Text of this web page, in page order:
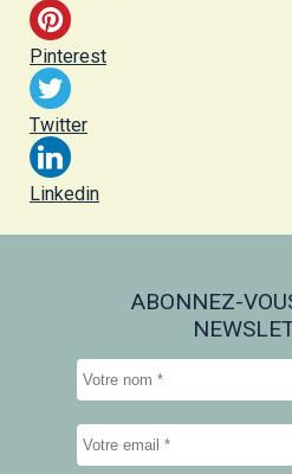
Pinterest
Twitter
Linkedin
ABONNEZ-